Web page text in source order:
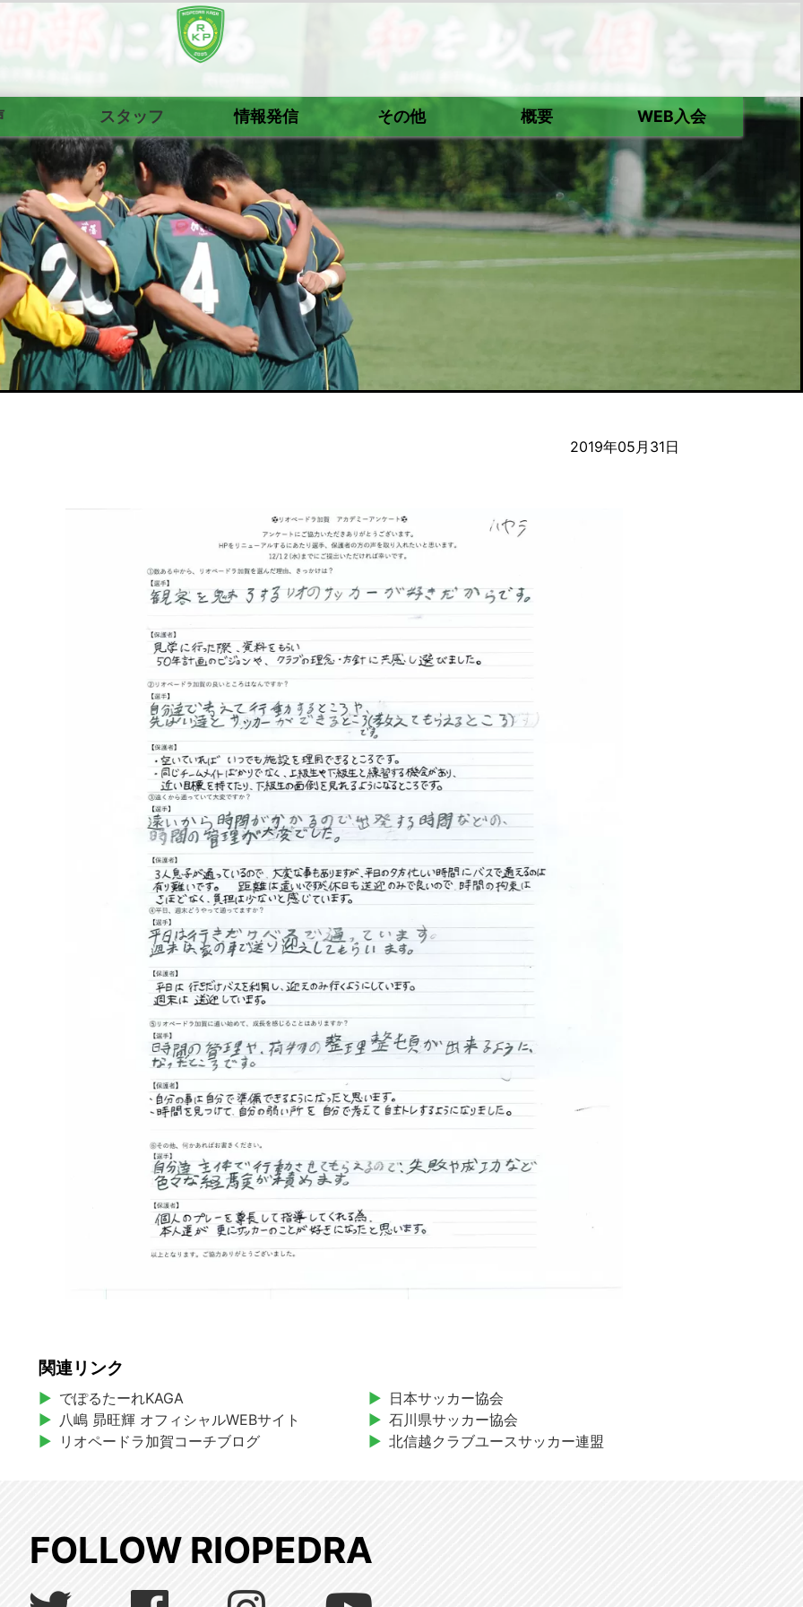
スタッフ 情報発信 その他 概要 WEB入会
2019年05月31日
関連リンク
でぽるたーれKAGA
八嶋 昴旺輝 オフィシャルWEBサイト
リオペードラ加賀コーチブログ
日本サッカー協会
石川県サッカー協会
北信越クラブユースサッカー連盟
FOLLOW RIOPEDRA